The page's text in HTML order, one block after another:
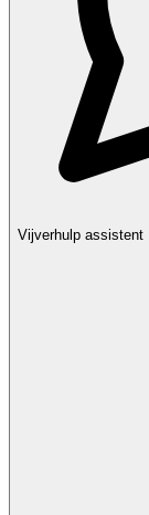
Vijverhulp assistent